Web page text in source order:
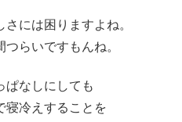
には困りますよね。
らいですもんね。
ぱなしにしても
寝冷えすることを